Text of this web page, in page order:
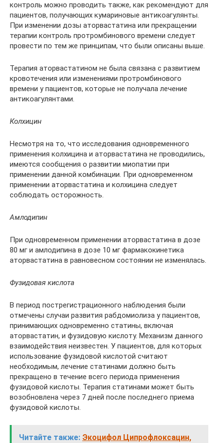
контроль можно проводить также, как рекомендуют для
пациентов, получающих кумариновые антикоагулянты.
При изменении дозы аторвастатина или прекращении
терапии контроль протромбинового времени следует
провести по тем же принципам, что были описаны выше.
Терапия аторвастатином не была связана с развитием
кровотечения или изменениями протромбинового
времени у пациентов, которые не получала лечение
антикоагулянтами.
Колхицин
Несмотря на то, что исследования одновременного
применения колхицина и аторвастатина не проводились,
имеются сообщения о развитии миопатии при
применении данной комбинации. При одновременном
применении аторвастатина и колхицина следует
соблюдать осторожность.
Амлодипин
При одновременном применении аторвастатина в дозе
80 мг и амлодипина в дозе 10 мг фармакокинетика
аторвастатина в равновесном состоянии не изменялась.
Фузидовая кислота
В период пострегистрационного наблюдения были
отмечены случаи развития рабдомиолиза у пациентов,
принимающих одновременно статины, включая
аторвастатин, и фузидовую кислоту. Механизм данного
взаимодействия неизвестен. У пациентов, для которых
использование фузидовой кислотой считают
необходимым, лечение статинами должно быть
прекращено в течение всего периода применения
фузидовой кислоты. Терапия статинами может быть
возобновлена через 7 дней после последнего приема
фузидовой кислоты.
Читайте также: Экоцифол Ципрофлоксацин,